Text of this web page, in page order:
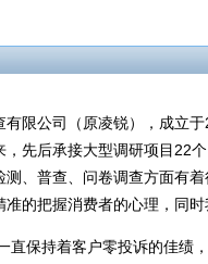
有限公司（原凌锐），成立
，先后承接大型调研项目22
测、普查、问卷调查方面有
的把握消费者的心理，同
直保持着客户零投诉的佳绩